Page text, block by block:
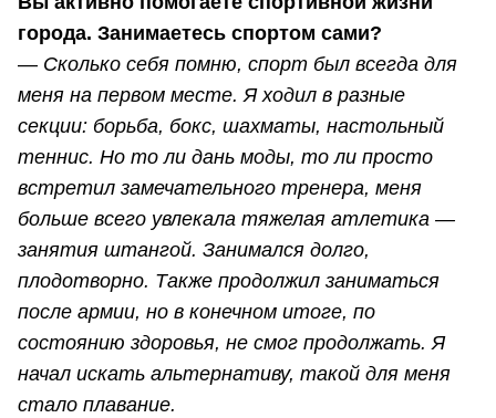
города. Занимаетесь спортом сами?
— Сколько себя помню, спорт был всегда для
меня на первом месте. Я ходил в разные
секции: борьба, бокс, шахматы, настольный
теннис. Но то ли дань моды, то ли просто
встретил замечательного тренера, меня
больше всего увлекала тяжелая атлетика —
занятия штангой. Занимался долго,
плодотворно. Также продолжил заниматься
после армии, но в конечном итоге, по
состоянию здоровья, не смог продолжать. Я
начал искать альтернативу, такой для меня
стало плавание.